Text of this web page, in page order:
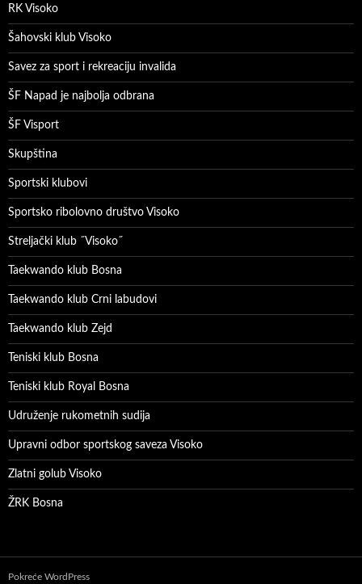
RK Visoko
Šahovski klub Visoko
Savez za sport i rekreaciju invalida
ŠF Napad je najbolja odbrana
ŠF Visport
Skupština
Sportski klubovi
Sportsko ribolovno društvo Visoko
Streljački klub ˝Visoko˝
Taekwando klub Bosna
Taekwando klub Crni labudovi
Taekwando klub Zejd
Teniski klub Bosna
Teniski klub Royal Bosna
Udruženje rukometnih sudija
Upravni odbor sportskog saveza Visoko
Zlatni golub Visoko
ŽRK Bosna
Pokreće WordPress